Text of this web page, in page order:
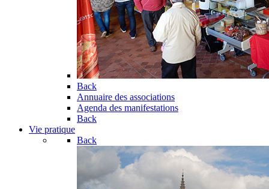
Back
Annuaire des associations
Agenda des manifestations
Back
Vie pratique
Back